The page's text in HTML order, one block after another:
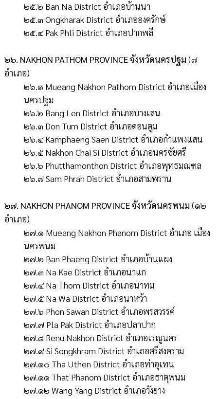
๒๕.๒ Ban Na District อำเภอบ้านนา
๒๕.๓ Ongkharak District อำเภอองครักษ์
๒๕.๔ Pak Phli District อำเภอปากพลี
๒๖. NAKHON PATHOM PROVINCE จังหวัดนครปฐม (๗
อำเภอ)
๒๖.๑ Mueang Nakhon Pathom District อำเภอเมือง
นครปฐม
๒๖.๒ Bang Len District อำเภอบางเลน
๒๖.๓ Don Tum District อำเภอดอนตูม
๒๖.๔ Kamphaeng Saen District อำเภอกำแพงแสน
๒๖.๕ Nakhon Chai Si District อำเภอนครชัยศรี
๒๖.๖ Phutthamonthon District อำเภอพุทธมณฑล
๒๖.๗ Sam Phran District อำเภอสามพราน
๒๗. NAKHON PHANOM PROVINCE จังหวัดนครพนม (๑๒
อำเภอ)
๒๗.๑ Mueang Nakhon Phanom District อำเภอ เมือง
นครพนม
๒๗.๒ Ban Phaeng District อำเภอบ้านแผง
๒๗.๓ Na Kae District อำเภอนาแก
๒๗.๔ Na Thom District อำเภอนาทม
๒๗.๕ Na Wa District อำเภอนาหว้า
๒๗.๖ Phon Sawan District อำเภอพรสวรรค์
๒๗.๗ Pla Pak District อำเภอปลาปาก
๒๗.๘ Renu Nakhon District อำเภอเรณูนคร
๒๗.๙ Si Songkhram District อำเภอศรีสงคราม
๒๗.๑๐ Tha Uthen District อำเภอท่าอุเทน
๒๗.๑๑ That Phanom District อำเภอธาตุพนม
๒๗.๑๒ Wang Yang District อำเภอวังยาง